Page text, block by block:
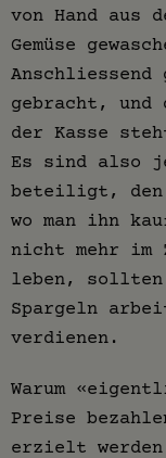
von Hand aus
Gemüse
Anschliessend
gebracht,
der Kasse
Es sind also
beteiligt, den
wo man ihn
nicht mehr
leben,
Spargeln
verdienen.
Warum
Preise
erzielt werden